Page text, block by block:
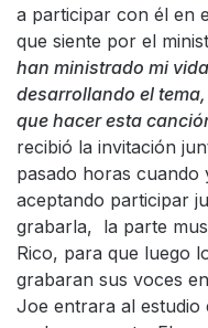
a participar con él en
que siente por el
han ministrado mi
desarrollando el
que hacer esta
recibió la invitación
pasado horas cuando
aceptando participar
grabarla, la parte
Rico, para que luego
grabaran sus voces
Joe entrara al estudio